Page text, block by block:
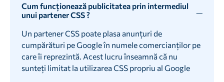
Cum funcționează publicitatea prin intermediul
unui partener CSS ?
Un partener CSS poate plasa anunțuri de
cumpărături pe Google în numele comercianților pe
care îi reprezintă. Acest lucru înseamnă că nu
sunteți limitat la utilizarea CSS propriu al Google